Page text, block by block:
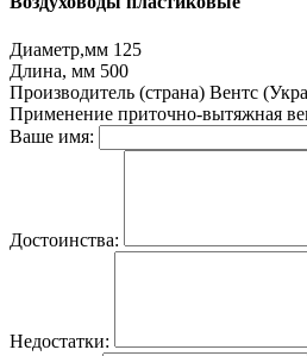
Диаметр,мм 125
Длина, мм 500
Производитель (страна) Вентс
Применение приточно-вытяжная
Ваше имя:
Достоинства:
Недостатки: